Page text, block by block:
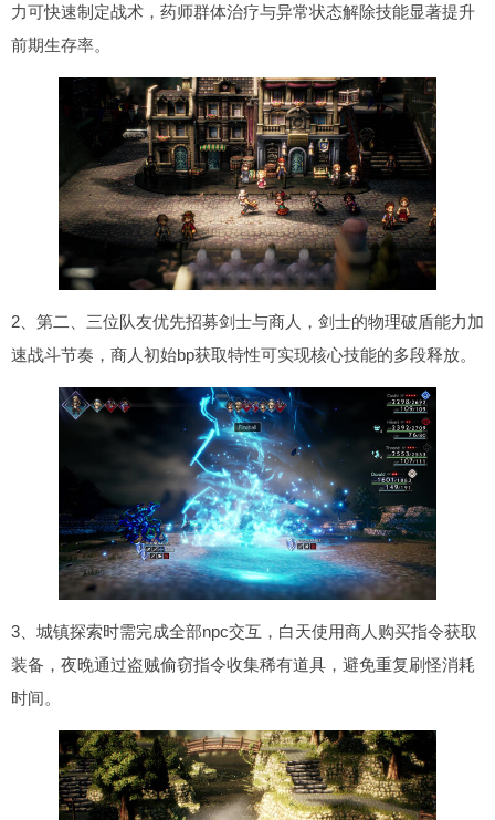
力可快速制定战术，药师群体治疗与异常状态解除技能显著提升
前期生存率。
2、第二、三位队友优先招募剑士与商人，剑士的物理破盾能力加
速战斗节奏，商人初始bp获取特性可实现核心技能的多段释放。
3、城镇探索时需完成全部npc交互，白天使用商人购买指令获取
装备，夜晚通过盗贼偷窃指令收集稀有道具，避免重复刷怪消耗
时间。